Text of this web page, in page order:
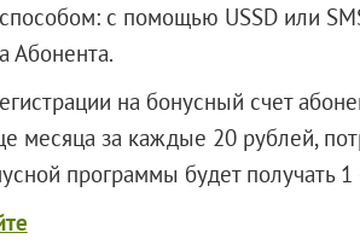
с помощью USSD или
Абонента.
на бонусный счет
месяца за каждые 20 рублей,
программы будет получать 1